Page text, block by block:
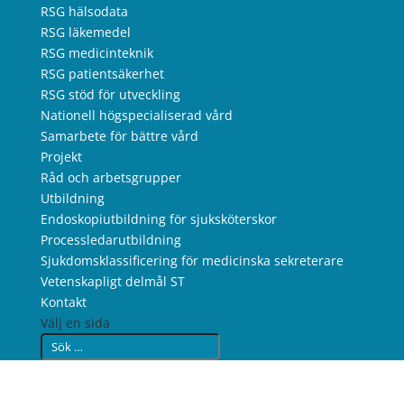
RSG hälsodata
RSG läkemedel
RSG medicinteknik
RSG patientsäkerhet
RSG stöd för utveckling
Nationell högspecialiserad vård
Samarbete för bättre vård
Projekt
Råd och arbetsgrupper
Utbildning
Endoskopiutbildning för sjuksköterskor
Processledarutbildning
Sjukdomsklassificering för medicinska sekreterare
Vetenskapligt delmål ST
Kontakt
Välj en sida